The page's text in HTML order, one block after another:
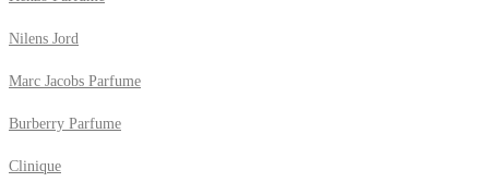
Nilens Jord
Marc Jacobs Parfume
Burberry Parfume
Clinique